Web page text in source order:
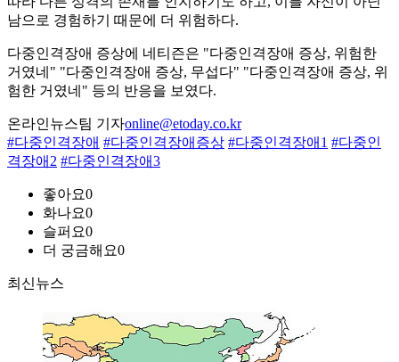
남으로 경험하기 때문에 더 위험하다.
다중인격장애 증상에 네티즌은 "다중인격장애 증상, 위험한
거였네" "다중인격장애 증상, 무섭다" "다중인격장애 증상, 위
험한 거였네" 등의 반응을 보였다.
온라인뉴스팀 기자online@etoday.co.kr
#다중인격장애 #다중인격장애증상 #다중인격장애1 #다중인
격장애2 #다중인격장애3
좋아요0
화나요0
슬퍼요0
더 궁금해요0
최신뉴스